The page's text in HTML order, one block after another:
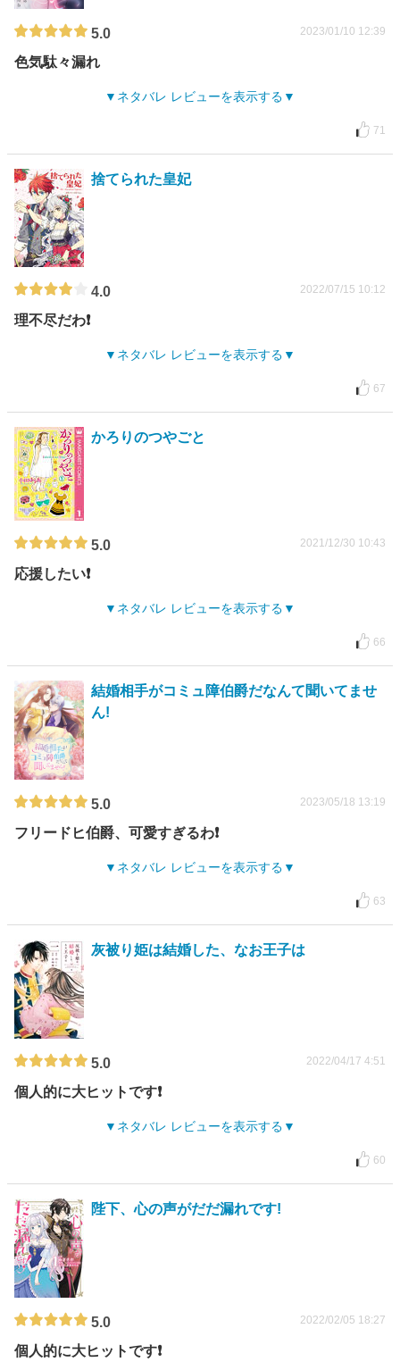
5.0 2023/01/10 12:39
色気駄々漏れ
ネタバレ レビューを表示する
71
捨てられた皇妃
4.0 2022/07/15 10:12
理不尽だわ❗️
ネタバレ レビューを表示する
67
かろりのつやごと
5.0 2021/12/30 10:43
応援したい❗️
ネタバレ レビューを表示する
66
結婚相手がコミュ障伯爵だなんて聞いてませ
ん!
5.0 2023/05/18 13:19
フリードヒ伯爵、可愛すぎるわ❗️
ネタバレ レビューを表示する
63
灰被り姫は結婚した、なお王子は
5.0 2022/04/17 4:51
個人的に大ヒットです❗️
ネタバレ レビューを表示する
60
陛下、心の声がだだ漏れです!
5.0 2022/02/05 18:27
個人的に大ヒットです❗️